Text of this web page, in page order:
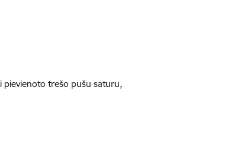
pievienoto trešo pušu saturu,